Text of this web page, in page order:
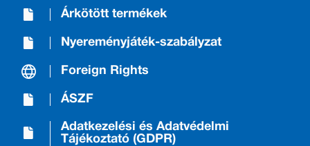
Árkötött termékek
Nyereményjáték-szabályzat
Foreign Rights
ÁSZF
Adatkezelési és Adatvédelmi
Tájékoztató (GDPR)